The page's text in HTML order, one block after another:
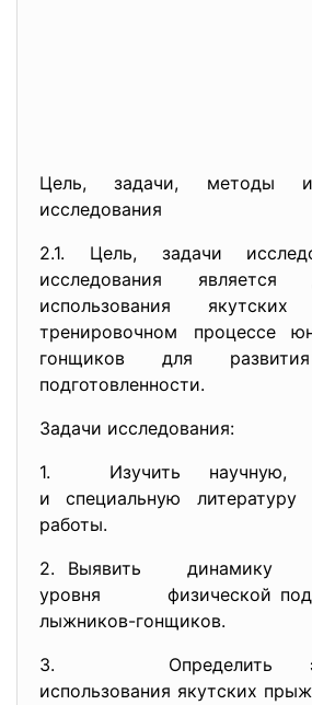
Цель, задачи, методы и
исследования
2.1. Цель, задачи
исследования является
использования
тренировочном процессе
гонщиков для
подготовленности.
Задачи исследования:
1. Изучить научную,
и специальную
работы.
2. Выявить динамику
уровня физической
лыжников-гонщиков.
3. Определить
использования якутских